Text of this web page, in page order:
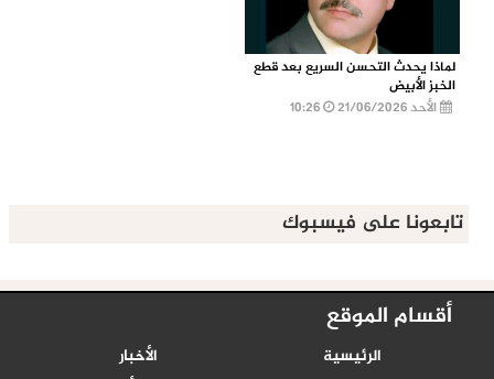
لماذا يحدث التحسن السريع بعد قطع
الخبز الأبيض
الأحد 21/06/2026
تابعونا على فيسبوك
أقسام الموقع
الرئيسية
الأخبار